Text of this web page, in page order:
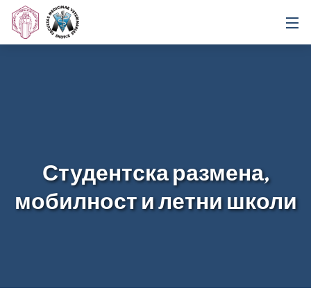
Студентска размена,
мобилност и летни школи